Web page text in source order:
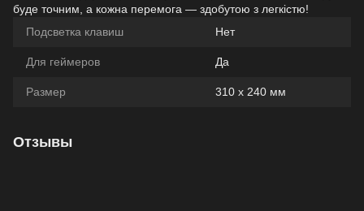
буде точним, а кожна перемога — здобутою з легкістю!
Подсветка клавиш
Нет
Для геймеров Да
Размер 310 x 240 мм
Отзывы